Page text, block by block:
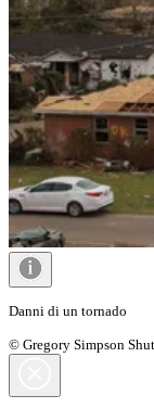
Danni di un tornado
© Gregory Simpson